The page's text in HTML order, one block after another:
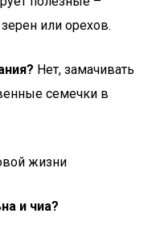
или орехов.
Нет, замачивать
семечки в
жизни
и чиа?